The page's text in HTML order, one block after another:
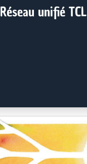
Réseau unifié TCL